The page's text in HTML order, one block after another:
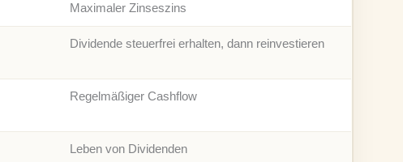
Maximaler Zinseszins
Dividende steuerfrei erhalten, dann reinvestieren
Regelmäßiger Cashflow
Leben von Dividenden